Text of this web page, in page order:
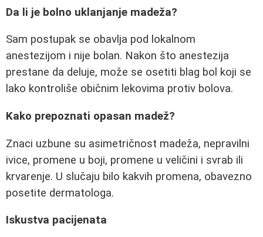
Da li je bolno uklanjanje madeža?
Sam postupak se obavlja pod lokalnom
anestezijom i nije bolan. Nakon što anestezija
prestane da deluje, može se osetiti blag bol koji se
lako kontroliše običnim lekovima protiv bolova.
Kako prepoznati opasan madež?
Znaci uzbune su asimetričnost madeža, nepravilni
ivice, promene u boji, promene u veličini i svrab ili
krvarenje. U slučaju bilo kakvih promena, obavezno
posetite dermatologa.
Iskustva pacijenata